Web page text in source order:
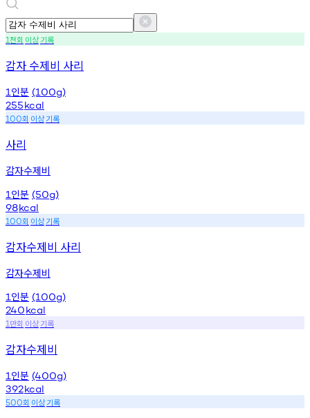
1천회 이상기록
감자 수제비 사리
1 인분 (100g)
255kcal
100회 이상기록
사리
감자수제비
1 인분 (50g)
98kcal
100회 이상기록
감자수제비 사리
감자수제비
1 인분 (100g)
240kcal
1 만회 이상기록
감자수제비
1 인분 (400g)
392kcal
500회 이상기록